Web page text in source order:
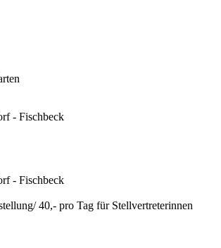
- Fischbeck
- Fischbeck
40,- pro Tag für Stellvertreterinnen